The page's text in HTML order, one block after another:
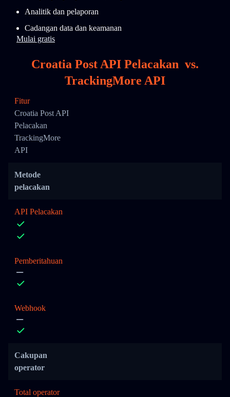
Analitik dan pelaporan
Cadangan data dan keamanan
Mulai gratis
Croatia Post API Pelacakan vs.
TrackingMore API
Fitur
Croatia Post API
Pelacakan
TrackingMore
API
Metode
pelacakan
API Pelacakan
Pemberitahuan
Webhook
Cakupan
operator
Total operator